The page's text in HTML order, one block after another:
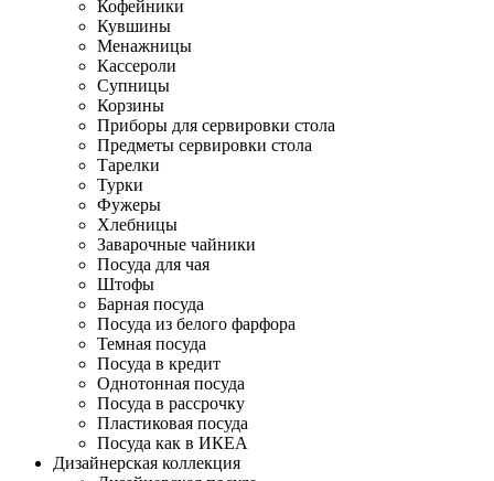
Кофейники
Кувшины
Менажницы
Кассероли
Супницы
Корзины
Приборы для сервировки стола
Предметы сервировки стола
Тарелки
Турки
Фужеры
Хлебницы
Заварочные чайники
Посуда для чая
Штофы
Барная посуда
Посуда из белого фарфора
Темная посуда
Посуда в кредит
Однотонная посуда
Посуда в рассрочку
Пластиковая посуда
Посуда как в ИКЕА
Дизайнерская коллекция